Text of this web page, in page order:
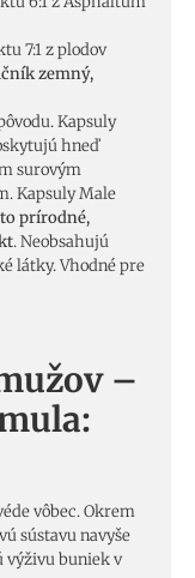
7:1 z plodov
zemný,
Kapsuly
hneď
surovým
Kapsuly Male
prírodné,
. Neobsahujú
látky. Vhodné pre
–
vôbec. Okrem
sústavu navyše
výživu buniek v